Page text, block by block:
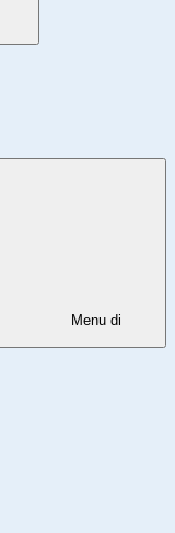
Menu di